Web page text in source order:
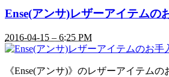
Ense(アンサ)レザーアイテムの
2016-04-15 – 6:25 PM
《Ense(アンサ)》のレザーアイテム